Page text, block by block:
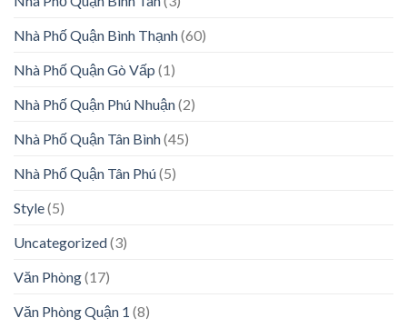
Nhà Phố Quận Bình Thạnh(60)
Nhà Phố Quận Gò Vấp (1)
Nhà Phố Quận Phú Nhuận(2)
Nhà Phố Quận Tân Bình(45)
Nhà Phố Quận Tân Phú(5)
Style(5)
Uncategorized(3)
Văn Phòng(17)
Văn Phòng Quận 1 (8)